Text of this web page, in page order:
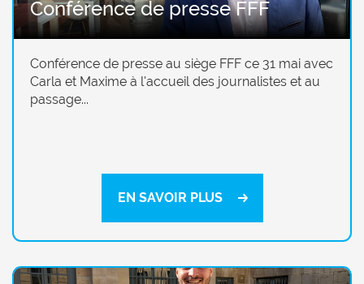
Conférence de presse FFF
Conférence de presse au siège FFF ce 31 mai avec
Carla et Maxime à l'accueil des journalistes et au
passage...
EN SAVOIR PLUS